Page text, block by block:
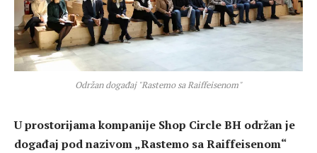
Održan događaj "Rastemo sa Raiffeisenom"
U prostorijama kompanije Shop Circle BH održan je
događaj pod nazivom „Rastemo sa Raiffeisenom“